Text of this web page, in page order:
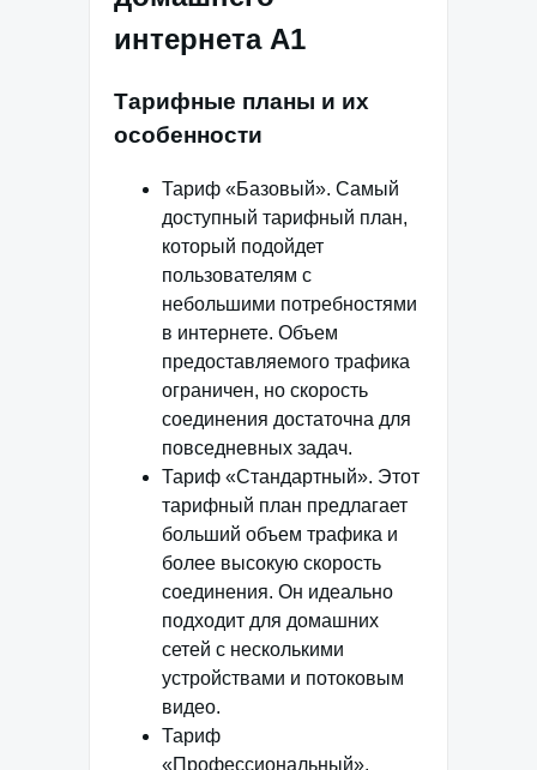
интернета А1
Тарифные планы и их
особенности
Тариф «Базовый». Самый
доступный тарифный план,
который подойдет
пользователям с
небольшими потребностями
в интернете. Объем
предоставляемого трафика
ограничен, но скорость
соединения достаточна для
повседневных задач.
Тариф «Стандартный». Этот
тарифный план предлагает
больший объем трафика и
более высокую скорость
соединения. Он идеально
подходит для домашних
сетей с несколькими
устройствами и потоковым
видео.
Тариф
«Профессиональный».